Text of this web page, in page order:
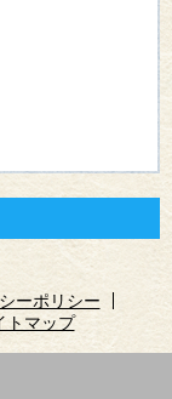
ーポリシー
トマップ